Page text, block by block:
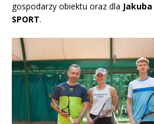
gospodarzy obiektu oraz dla
SPORT.